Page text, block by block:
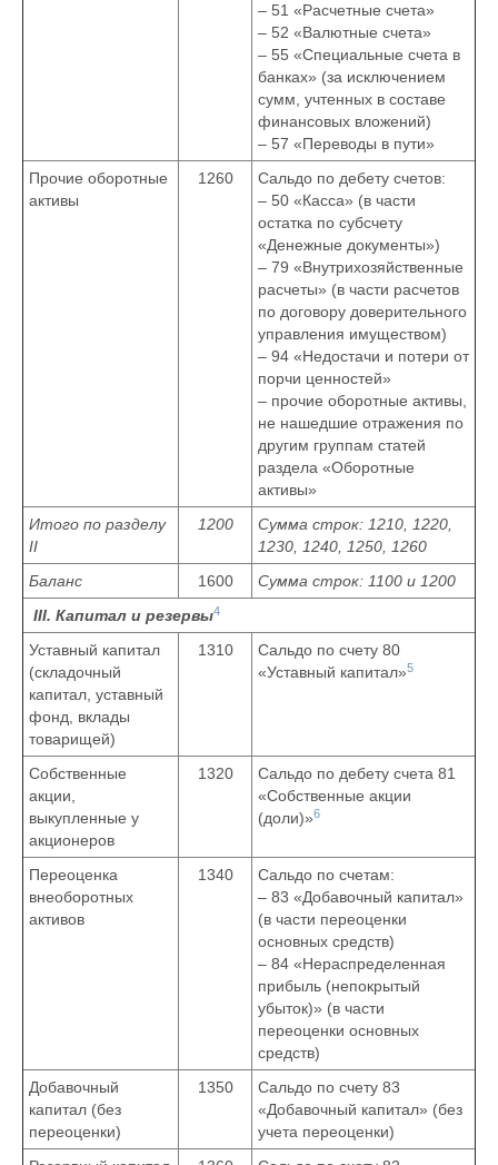
– 51 «Расчетные счета»
– 52 «Валютные счета»
– 55 «Специальные счета в
банках» (за исключением
сумм, учтенных в составе
финансовых вложений)
– 57 «Переводы в пути»
Прочие оборотные
активы
1260
Сальдо по дебету счетов:
– 50 «Касса» (в части
остатка по субсчету
«Денежные документы»)
– 79 «Внутрихозяйственные
расчеты» (в части расчетов
по договору доверительного
управления имуществом)
– 94 «Недостачи и потери от
порчи ценностей»
– прочие оборотные активы,
не нашедшие отражения по
другим группам статей
раздела «Оборотные
активы»
Итого по разделу
II
1200
Сумма строк: 1210, 1220,
1230, 1240, 1250, 1260
Баланс
1600
Сумма строк: 1100 и 1200
III. Капитал и резервы4
Уставный капитал
(складочный
капитал, уставный
фонд, вклады
товарищей)
1310
Сальдо по счету 80
«Уставный капитал»5
Собственные
акции,
выкупленные у
акционеров
1320
Сальдо по дебету счета 81
«Собственные акции
(доли)»6
Переоценка
внеоборотных
активов
1340
Сальдо по счетам:
– 83 «Добавочный капитал»
(в части переоценки
основных средств)
– 84 «Нераспределенная
прибыль (непокрытый
убыток)» (в части
переоценки основных
средств)
Добавочный
капитал (без
переоценки)
1350
Сальдо по счету 83
«Добавочный капитал» (без
учета переоценки)